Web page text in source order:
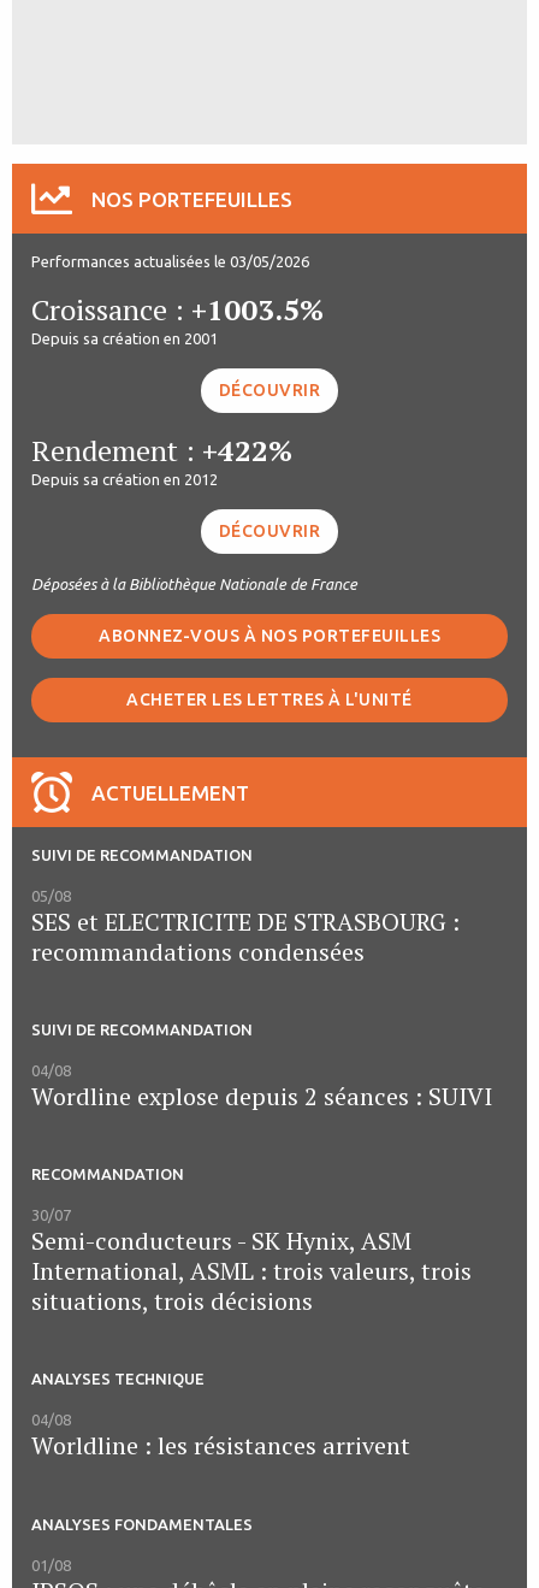
NOS PORTEFEUILLES
Performances actualisées le 03/05/2026
Croissance : +1003.5%
Depuis sa création en 2001
DÉCOUVRIR
Rendement : +422%
Depuis sa création en 2012
DÉCOUVRIR
Déposées à la Bibliothèque Nationale de France
ABONNEZ-VOUS À NOS PORTEFEUILLES
ACHETER LES LETTRES À L'UNITÉ
ACTUELLEMENT
SUIVI DE RECOMMANDATION
05/08
SES et ELECTRICITE DE STRASBOURG :
recommandations condensées
SUIVI DE RECOMMANDATION
04/08
Wordline explose depuis 2 séances : SUIVI
RECOMMANDATION
30/07
Semi-conducteurs - SK Hynix, ASM
International, ASML : trois valeurs, trois
situations, trois décisions
ANALYSES TECHNIQUE
04/08
Worldline : les résistances arrivent
ANALYSES FONDAMENTALES
01/08